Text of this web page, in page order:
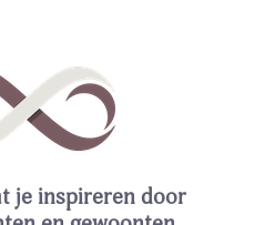
je inspireren door